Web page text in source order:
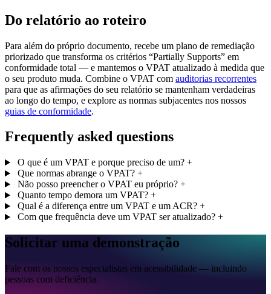
Do relatório ao roteiro
Para além do próprio documento, recebe um plano de remediação
priorizado que transforma os critérios “Partially Supports” em
conformidade total — e mantemos o VPAT atualizado à medida que
o seu produto muda. Combine o VPAT com auditorias recorrentes
para que as afirmações do seu relatório se mantenham verdadeiras
ao longo do tempo, e explore as normas subjacentes nos nossos
guias de conformidade.
Frequently asked questions
O que é um VPAT e porque preciso de um? +
Que normas abrange o VPAT? +
Não posso preencher o VPAT eu próprio? +
Quanto tempo demora um VPAT? +
Qual é a diferença entre um VPAT e um ACR? +
Com que frequência deve um VPAT ser atualizado? +
Solicitar uma demonstração
Fale com os nossos especialistas em acessibilidade — incluindo
pessoas com deficiência.